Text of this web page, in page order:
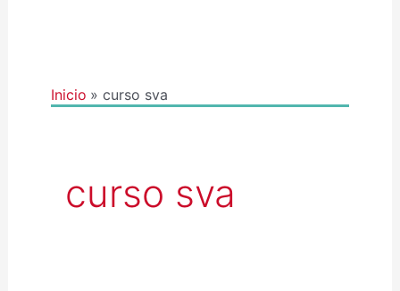
Inicio curso sva
curso sva